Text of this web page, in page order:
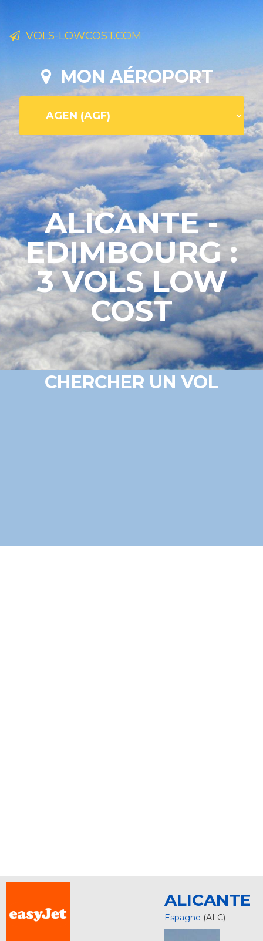
VOLS-LOWCOST.COM
MON AÉROPORT
ALICANTE -
EDIMBOURG :
3 VOLS LOW
COST
CHERCHER UN VOL
ALICANTE
Espagne (ALC)